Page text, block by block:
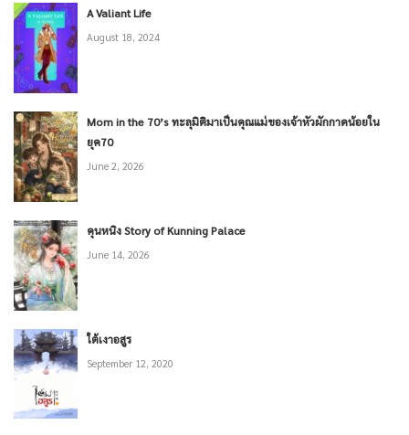
A Valiant Life
August 18, 2024
Mom in the 70’s ทะลุมิติมาเป็นคุณแม่ของเจ้าหัวผักกาดน้อยใน
ยุค70
June 2, 2026
คุนหนิง Story of Kunning Palace
June 14, 2026
ใต้เงาอสูร
September 12, 2020